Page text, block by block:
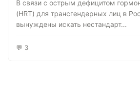
В связи с острым дефицитом
(HRT) для трансгендерных лиц в
вынуждены искать нестандарт...
💬 3